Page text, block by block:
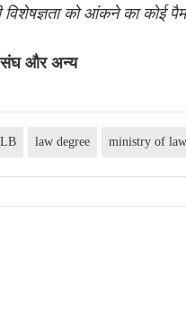
को आंकने का कोई
संघ और अन्य
law degree ministry of